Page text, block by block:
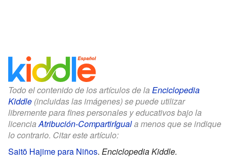
Todo el contenido de los artículos de la Enciclopedia
Kiddle (incluidas las imágenes) se puede utilizar
libremente para fines personales y educativos bajo la
licenciaAtribución-CompartirIguala menos que se indique
lo contrario. Citar este artículo:
Saitō Hajime para Niños. Enciclopedia Kiddle.